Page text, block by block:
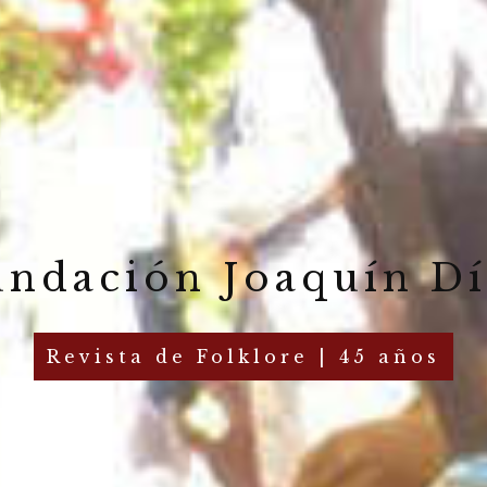
Joaquín
Revista de Folklore | 45 años